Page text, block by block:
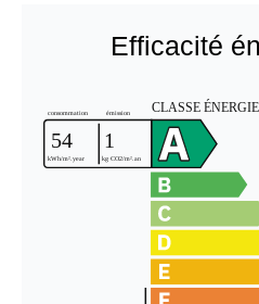
Efficacité